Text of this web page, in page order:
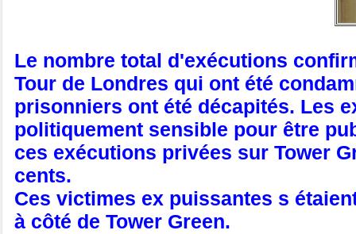
Le nombre total d'exécutions
Tour de Londres qui ont été
prisonniers ont été décapités. Les
politiquement sensible pour être
ces exécutions privées sur Tower
cents.
Ces victimes ex puissantes s
à côté de Tower Green.